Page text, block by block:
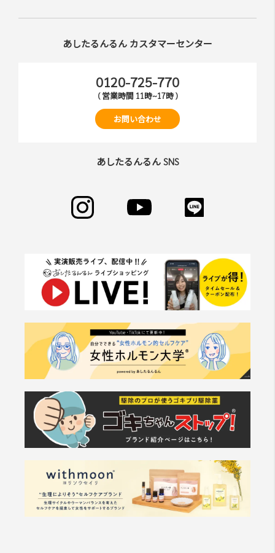
あしたるんるん カスタマーセンター
0120-725-770
( 営業時間 11時~17時 )
お問い合わせ
あしたるんるん SNS